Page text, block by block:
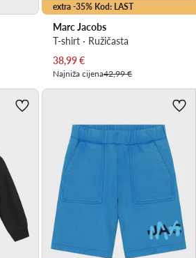
extra -35% Kod: LAST
Marc Jacobs
T-shirt · Ružičasta
Trenutna cijena
38,99€
Najniža cijena42,99 €